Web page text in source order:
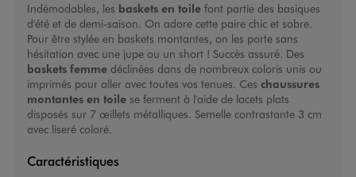
Indémodables, les baskets en toile font partie des basiques
d'été et de demi-saison. On adore cette paire chic et sobre.
Pour être stylée en baskets montantes, on les porte sans
hésitation avec une jupe ou un short ! Succès assuré. Des
baskets femmedéclinées dans de nombreux coloris unis ou
imprimés pour aller avec toutes vos tenues. Ces chaussures
montantes en toilese ferment à l'aide de lacets plats
disposés sur 7 œillets métalliques. Semelle contrastante 3 cm
avec liseré coloré.
Caractéristiques